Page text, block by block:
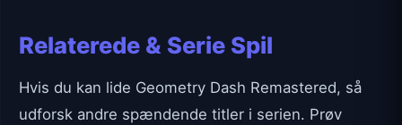
Relaterede & Serie Spil
Hvis du kan lide Geometry Dash Remastered, så
udforsk andre spændende titler i serien. Prøv